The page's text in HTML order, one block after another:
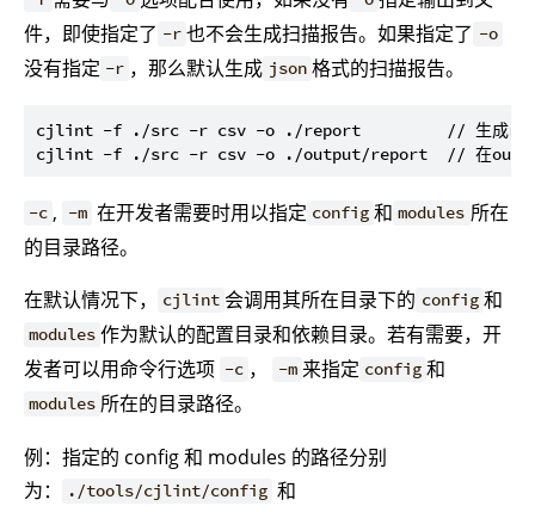
件，即使指定了 -r 也不会生成扫描报告。如果指定了 -o
没有指定 -r ，那么默认生成 json 格式的扫描报告。
cjlint -f ./src -r csv -o ./report         // 生成
-c , -m 在开发者需要时用以指定 config 和 modules 所在
的目录路径。
在默认情况下，
cjlint 会调用其所在目录下的 config 和
modules 作为默认的配置目录和依赖目录。若有需要，开
发者可以用命令行选项 -c ， -m 来指定 config 和
modules 所在的目录路径。
例：指定的 config 和 modules 的路径分别
为：
./tools/cjlint/config 和